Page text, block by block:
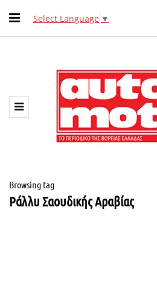
Select Language ▼
Browsing tag
Ράλλυ Σαουδικής Αραβίας